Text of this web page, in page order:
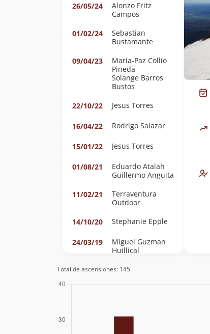
26/05/24
Alonzo Fritz
Campos
01/02/24
Sebastian
Bustamante
09/04/23
María-Paz Collío
Pineda
Solange Barros
Bustos
22/10/22
Jesus Torres
16/04/22 Rodrigo Salazar
15/01/22 Jesus Torres
01/08/21
Eduardo Atalah
Guillermo Anguita
11/02/21
Terraventura
Outdoor
14/10/20
Stephanie Epple
24/03/19
Miguel Guzman
Huillical
15/09/18
Sebastian Caro
Sutulov
Total de ascensiones: 145